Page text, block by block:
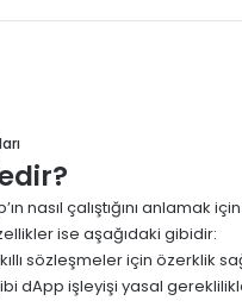
nasıl çalıştığını anlamak
ise aşağıdaki gibidir:
sözleşmeler için özerklik
dApp işleyişi yasal